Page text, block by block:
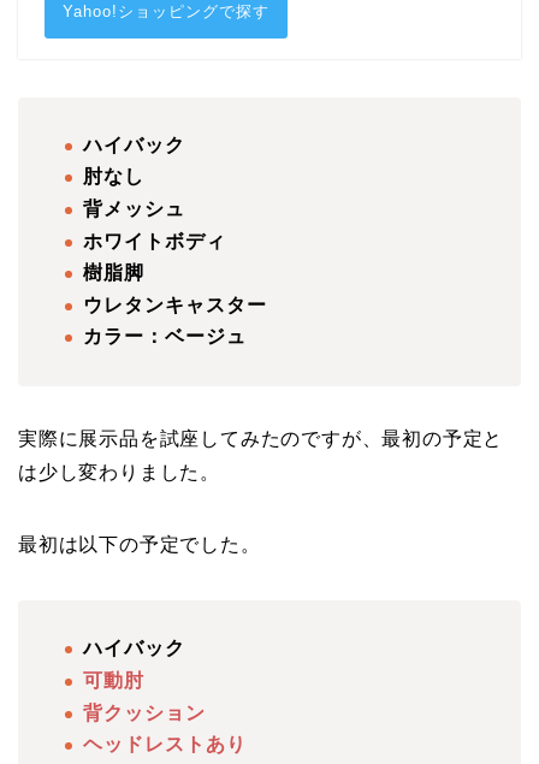
Yahoo!ショッピングで探す
ハイバック
肘なし
背メッシュ
ホワイトボディ
樹脂脚
ウレタンキャスター
カラー：ベージュ
実際に展示品を試座してみたのですが、最初の予定と
は少し変わりました。
最初は以下の予定でした。
ハイバック
可動肘
背クッション
ヘッドレストあり